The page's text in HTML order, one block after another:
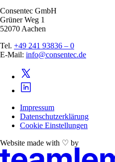
Consentec GmbH
Grüner Weg 1
52070 Aachen
Tel. +49 241 93836 – 0
E-Mail: info@consentec.de
Impressum
Datenschutzerklärung
Cookie Einstellungen
Website made with ♡ by